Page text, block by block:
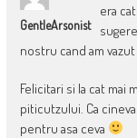
GentleArsonist
era
nostru cand am vazut
Felicitari si la cat
piticutzului. Ca
pentru asa ceva